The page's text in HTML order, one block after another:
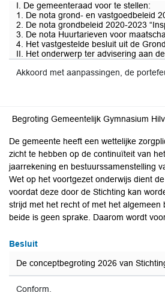
I. De gemeenteraad voor te stellen:
1. De nota grond- en vastgoedbeleid
2. De nota grondbeleid 2020-2023
3. De nota Huurtarieven voor
4. Het vastgestelde besluit uit de
II. Het onderwerp ter advisering aan
Akkoord met aanpassingen, de
Begroting Gemeentelijk Gymnasium
De gemeente heeft een wettelijke
zicht te hebben op de continuïteit van
jaarrekening en bestuurssamenstelling
Wet op het voortgezet onderwijs dient
voordat deze door de Stichting kan
strijd met het recht of met het
beide is geen sprake. Daarom wordt
Besluit
De conceptbegroting 2026 van
Conform.